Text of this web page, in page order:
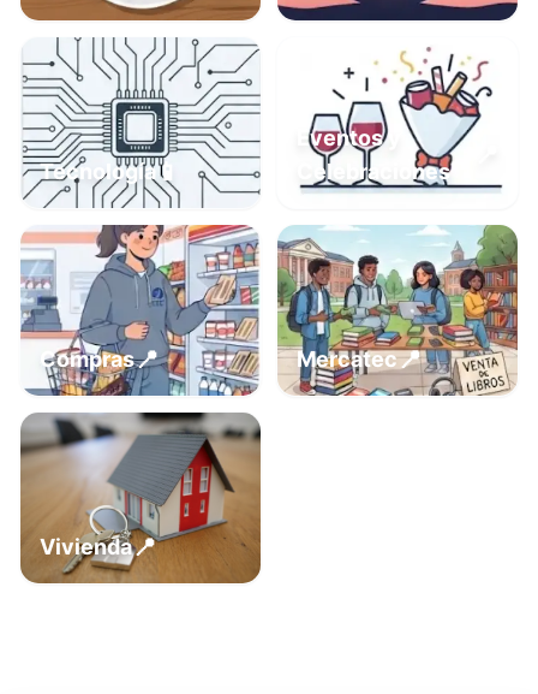
Tecnología📱
Eventos y
Celebraciones
Compras📍 Mercatec📍
Vivienda📍